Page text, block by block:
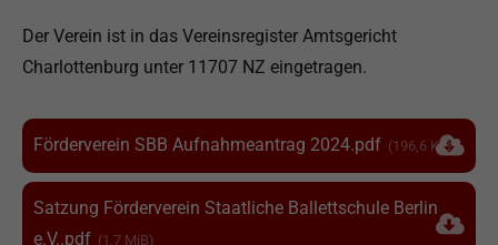
Der Verein ist in das Vereinsregister Amtsgericht
Charlottenburg unter 11707 NZ eingetragen.
Förderverein SBB Aufnahmeantrag 2024.pdf (196,6 KiB)
Satzung Förderverein Staatliche Ballettschule Berlin
e.V..pdf (1,7 MiB)